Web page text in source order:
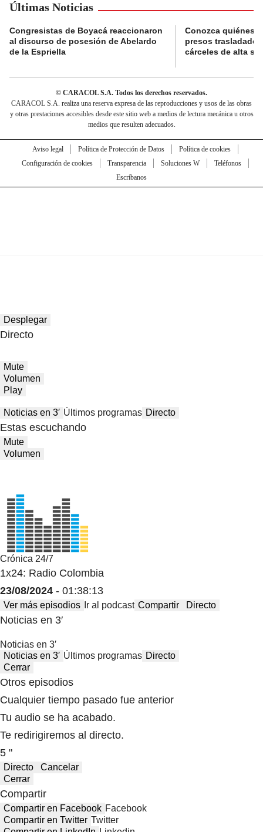
Últimas Noticias
Congresistas de Boyacá reaccionaron
al discurso de posesión de Abelardo
de la Espriella
Conozca quiénes
presos
cárceles de alta
© CARACOL S.A. Todos los derechos reservados.
CARACOL S.A. realiza una reserva expresa de las reproducciones y usos de las obras
y otras prestaciones accesibles desde este sitio web a medios de lectura mecánica u otros
medios que resulten adecuados.
Aviso legal Política de Protección de Datos
Política de cookies
Configuración de cookies
Transparencia Soluciones W
Teléfonos
Escríbanos
Desplegar
Directo
Mute
Volumen
Play
Noticias en 3′ Últimos programas Directo
Estas escuchando
Mute
Volumen
Crónica 24/7
1x24: Radio Colombia
23/08/2024 - 01:38:13
Ver más episodios Ir al podcast Compartir Directo
Noticias en 3′
Noticias en 3′
Noticias en 3′ Últimos programas Directo
Cerrar
Otros episodios
Cualquier tiempo pasado fue anterior
Tu audio se ha acabado.
Te redirigiremos al directo.
5 "
Directo
Cancelar
Cerrar
Compartir
Compartir en Facebook Facebook
Compartir en Twitter Twitter